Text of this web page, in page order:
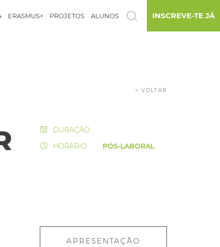
ERASMUS+ PROJETOS ALUNOS INSCREVE-TE JÁ
< VOLTAR
DURAÇÃO
HORÁRIO
PÓS-LABORAL
APRESENTAÇÃO